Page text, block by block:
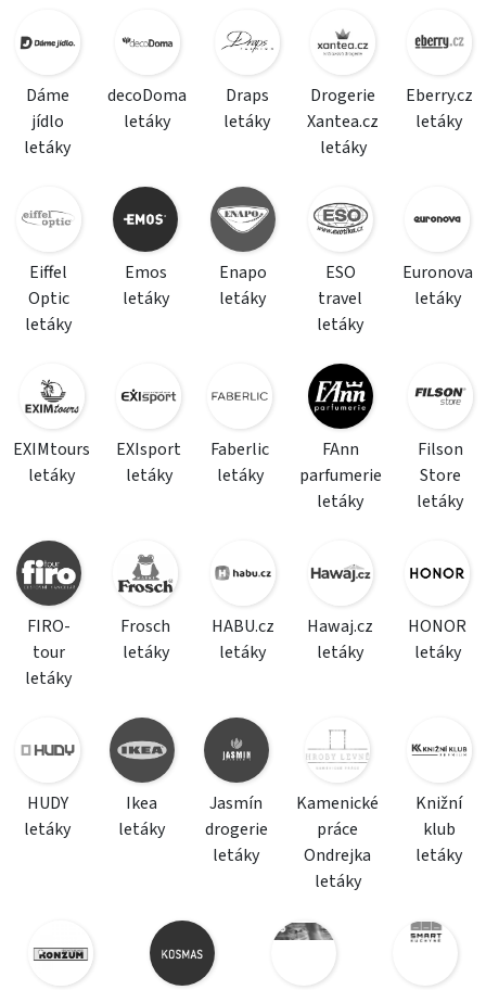
Dáme
jídlo
letáky
decoDoma
letáky
Draps
letáky
Drogerie
Xantea.cz
letáky
Eberry.cz
letáky
Eiffel
Optic
letáky
Emos
letáky
Enapo
letáky
ESO
travel
letáky
Euronova
letáky
EXIMtours
letáky
EXIsport
letáky
Faberlic
letáky
FAnn
parfumerie
letáky
Filson
Store
letáky
FIRO-
tour
letáky
Frosch
letáky
HABU.cz
letáky
Hawaj.cz
letáky
HONOR
letáky
HUDY
letáky
Ikea
letáky
Jasmín
drogerie
letáky
Kamenické
práce
Ondrejka
letáky
Knižní
klub
letáky